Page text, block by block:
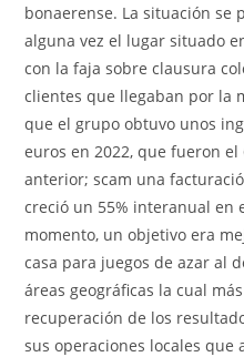
bonaerense. La situación se
alguna vez el lugar situado
con la faja sobre clausura
clientes que llegaban por la
que el grupo obtuvo unos
euros en 2022, que fueron
anterior; scam una
creció un 55% interanual en
momento, un objetivo era
casa para juegos de azar al
áreas geográficas la cual
recuperación de los
sus operaciones locales que